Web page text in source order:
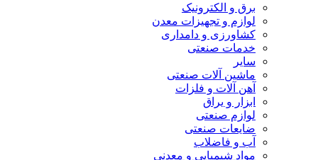
برق و الکترونیک
لوازم و تجهیزات معدن
کشاورزی و دامداری
خدمات صنعتی
سایر
ماشین آلات صنعتی
آهن آلات و فلزات
ابزار و یراق
لوازم صنعتی
ضایعات صنعتی
آب و فاضلاب
مواد شیمیایی و معدنی